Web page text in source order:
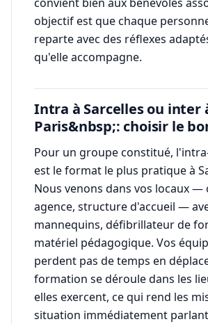
objectif est que chaque
reparte avec des réflexes
qu'elle accompagne.
Intra à Sarcelles ou inter
Paris&nbsp;: choisir le
Pour un groupe constitué,
est le format le plus pratique à
Nous venons dans vos locaux —
agence, structure d'accueil —
mannequins, défibrillateur de
matériel pédagogique. Vos
perdent pas de temps en
formation se déroule dans les
elles exercent, ce qui rend les
situation immédiatement